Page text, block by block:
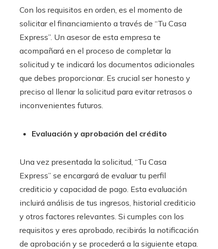
Con los requisitos en orden, es el momento de
solicitar el financiamiento a través de “Tu Casa
Express”. Un asesor de esta empresa te
acompañará en el proceso de completar la
solicitud y te indicará los documentos adicionales
que debes proporcionar. Es crucial ser honesto y
preciso al llenar la solicitud para evitar retrasos o
inconvenientes futuros.
Evaluación y aprobación del crédito
Una vez presentada la solicitud, “Tu Casa
Express” se encargará de evaluar tu perfil
crediticio y capacidad de pago. Esta evaluación
incluirá análisis de tus ingresos, historial crediticio
y otros factores relevantes. Si cumples con los
requisitos y eres aprobado, recibirás la notificación
de aprobación y se procederá a la siguiente etapa.